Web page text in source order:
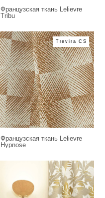
Французская ткань Lelievre
Tribu
Trevira CS
Французская ткань Lelievre
Hypnose